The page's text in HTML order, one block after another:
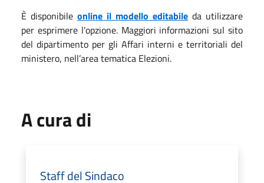
È disponibile online il modello editabile da utilizzare
per esprimere l'opzione. Maggiori informazioni sul sito
del dipartimento per gli Affari interni e territoriali del
ministero, nell’area tematica Elezioni.
A cura di
Staff del Sindaco